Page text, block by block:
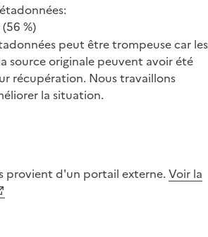
(56 %)
peut être trompeuse car les
source originale peuvent avoir été
récupération. Nous travaillons
la situation.
provient d'un portail externe. Voir la